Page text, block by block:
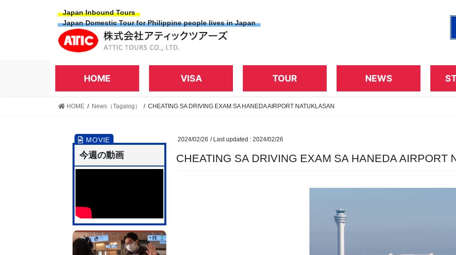
Japan Inbound Tours
Japan Domestic Tour for Philippine people lives in Japan
HOME VISA TOUR NEWS
HOME News（Tagalog） CHEATING SA DRIVING EXAM SA HANEDA AIRPORT NATUKLASAN
今週の動画
2024/02/26 / Last updated : 2024/02/26
CHEATING SA DRIVING EXAM SA HANEDA AIRPORT